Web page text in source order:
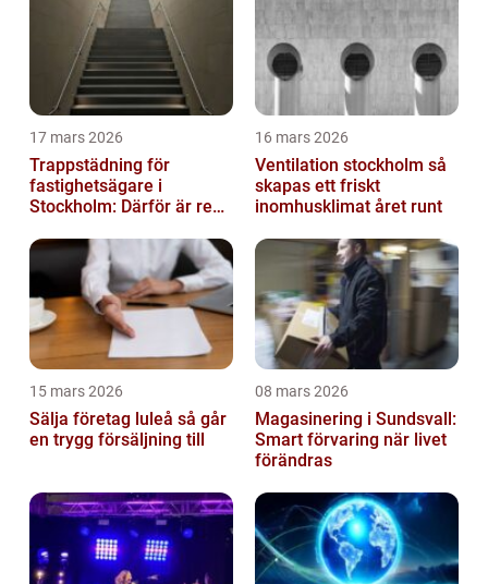
17 mars 2026
Trappstädning för
fastighetsägare i
Stockholm: Därför är rena
investering
16 mars 2026
Ventilation stockholm så
skapas ett friskt
inomhusklimat året runt
15 mars 2026
Sälja företag luleå så går
en trygg försäljning till
08 mars 2026
Magasinering i Sundsvall:
Smart förvaring när livet
förändras